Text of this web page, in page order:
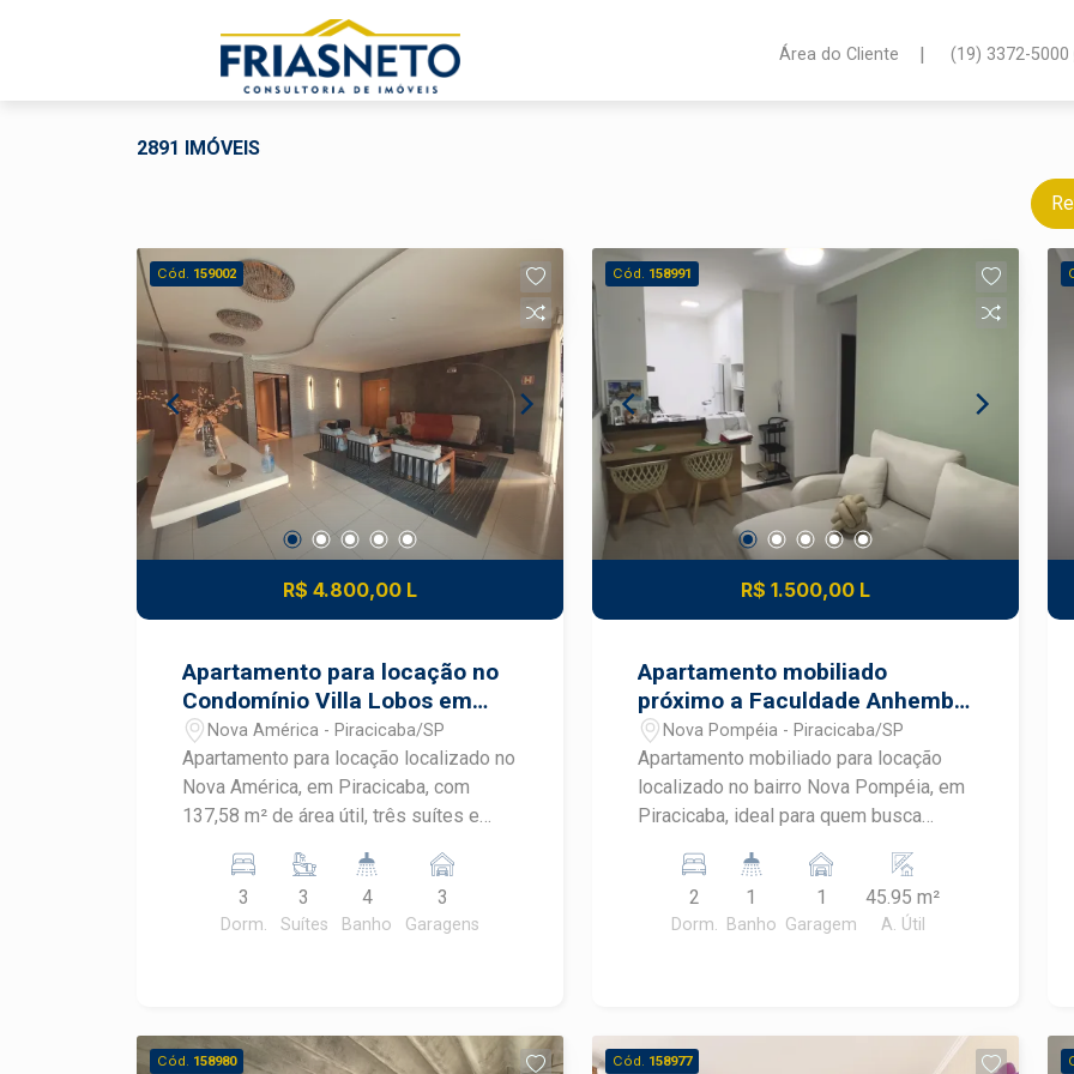
Área do Cliente | (19) 3372-5000
2891 IMÓVEIS
Cód. 159002
R$ 4.800,00 L
Apartamento para locação no
Condomínio Villa Lobos em
Piracicaba
Nova América - Piracicaba/SP
Apartamento para locação localizado no
Nova América, em Piracicaba, com
137,58 m² de área útil, três suítes e
recebe sol da manhã e está em
condomínio completo, com lazer
diversificado e portaria 24 horas.
banheiros - Sala ampla com móvel
3
Dorm.
3
Suítes
4
Banho
3
Garagens
Cód. 158991
R$ 1.500,00 L
Apartamento mobiliado
próximo a Faculdade Anhembi
Morumbi em Piracicaba
Nova Pompéia - Piracicaba/SP
Apartamento mobiliado para locação
localizado no bairro Nova Pompéia, em
Piracicaba, ideal para quem busca
pronto para morar. Com ambientes
planejados, mobiliário completo e
excelente aproveitamento dos
pontos de Piracicaba.
2
Dorm.
1
Banho
1
Garagem
45.95 m²
A. Útil
Cód. 158980 Cód. 158977